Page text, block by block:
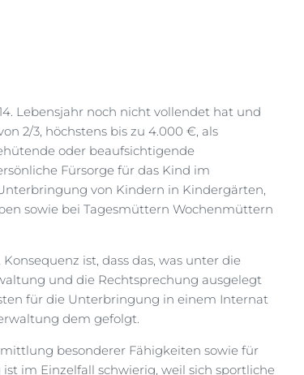
Lebensjahr noch nicht vollendet hat und
2/3, höchstens bis zu 4.000 €, als
oder beaufsichtigende
Fürsorge für das Kind im
von Kindern in Kindergärten,
sowie bei Tagesmüttern Wochenmüttern
ist, dass das, was unter die
und die Rechtsprechung ausgelegt
für die Unterbringung in einem Internat
dem gefolgt.
besonderer Fähigkeiten sowie für
im Einzelfall schwierig, weil sich sportliche